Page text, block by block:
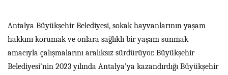
Antalya Büyükşehir Belediyesi, sokak hayvanlarının yaşam
hakkını korumak ve onlara sağlıklı bir yaşam sunmak
amacıyla çalışmalarını aralıksız sürdürüyor. Büyükşehir
Belediyesi’nin 2023 yılında Antalya’ya kazandırdığı Büyükşehir